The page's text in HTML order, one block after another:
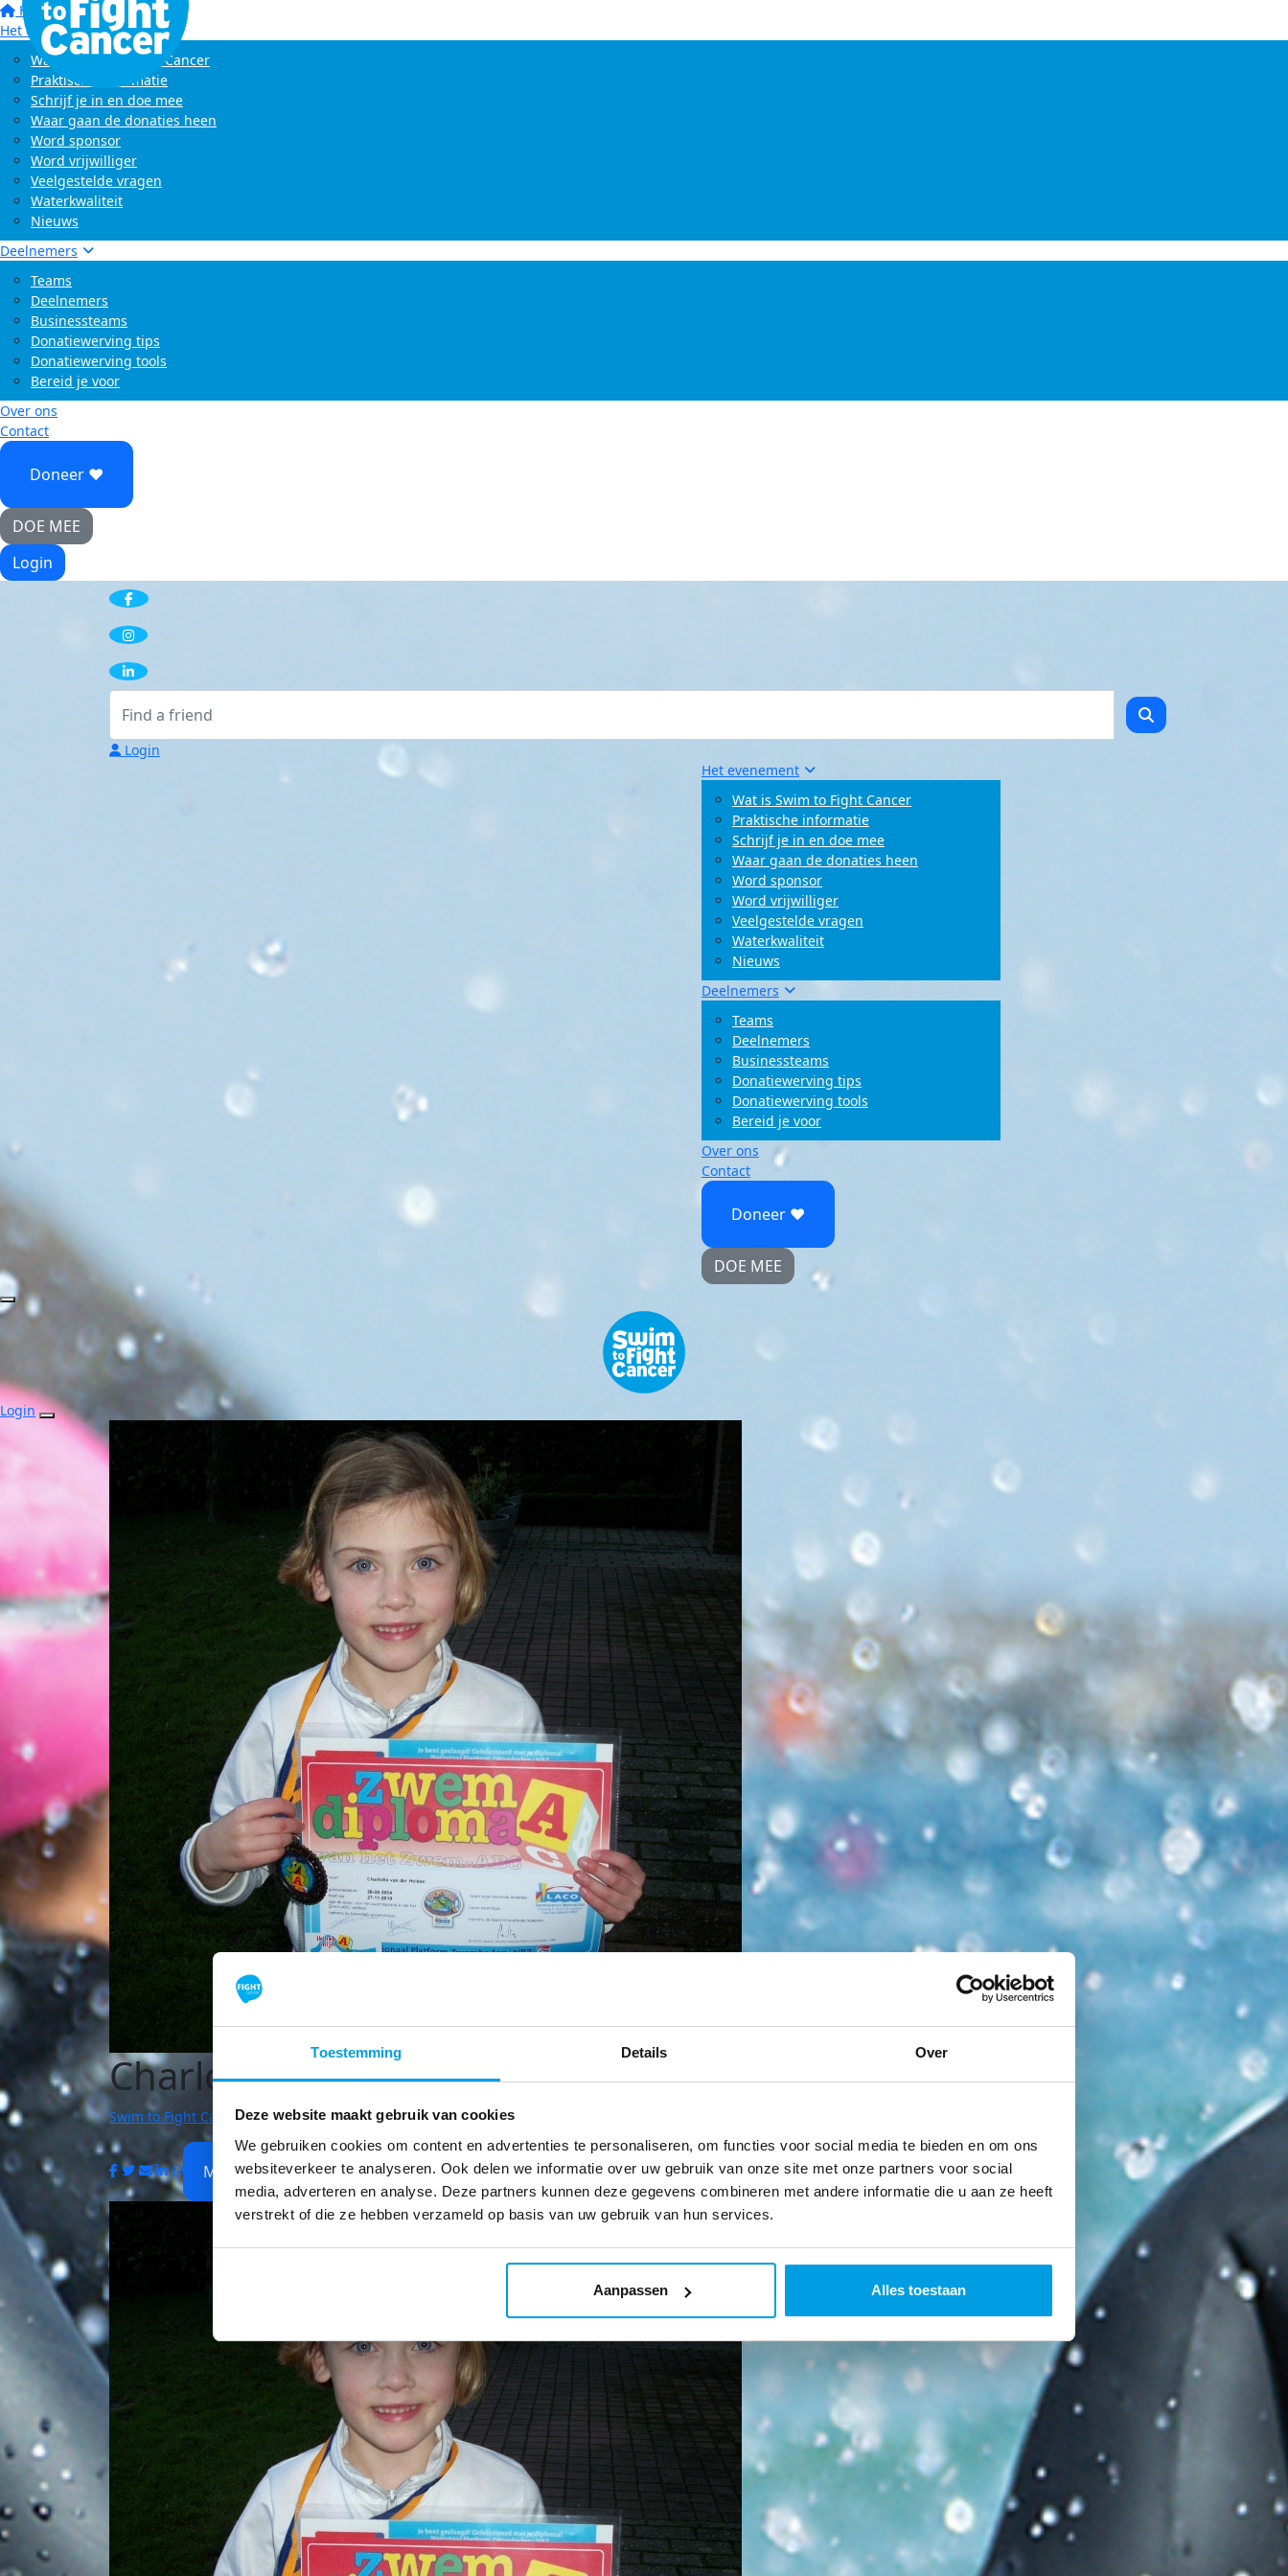
Toestemming Details Over
Deze website maakt gebruik van cookies
We gebruiken cookies om content en advertenties te personaliseren, om functies voor social media te bieden en om ons
websiteverkeer te analyseren. Ook delen we informatie over uw gebruik van onze site met onze partners voor social
media, adverteren en analyse. Deze partners kunnen deze gegevens combineren met andere informatie die u aan ze heeft
verstrekt of die ze hebben verzameld op basis van uw gebruik van hun services.
Aanpassen Alles toestaan
Home
Het evenement
Wat is Swim to Fight Cancer
Praktische informatie
Schrijf je in en doe mee
Waar gaan de donaties heen
Word sponsor
Word vrijwilliger
Veelgestelde vragen
Waterkwaliteit
Nieuws
Deelnemers
Teams
Deelnemers
Businessteams
Donatiewerving tips
Donatiewerving tools
Bereid je voor
Over ons
Contact
Doneer ♥
DOE MEE
Login
Login
Het evenement
Wat is Swim to Fight Cancer
Praktische informatie
Schrijf je in en doe mee
Waar gaan de donaties heen
Word sponsor
Word vrijwilliger
Veelgestelde vragen
Waterkwaliteit
Nieuws
Deelnemers
Teams
Deelnemers
Businessteams
Donatiewerving tips
Donatiewerving tools
Bereid je voor
Over ons
Contact
Doneer ♥
DOE MEE
Login
Charlotte van der Heiden
Swim to Fight Cancer | Leerdam
My Team